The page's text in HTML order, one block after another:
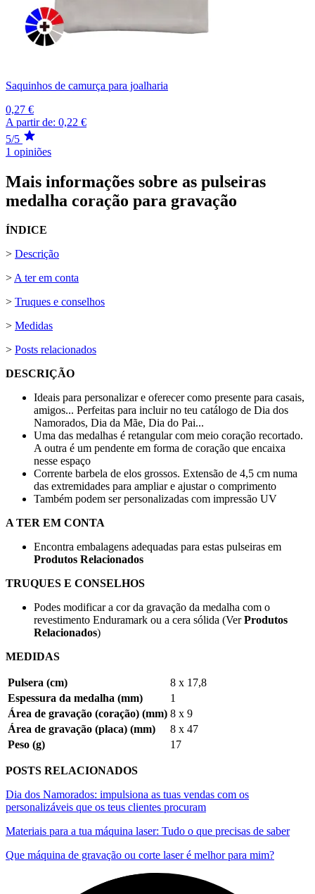
Saquinhos de camurça para joalharia
0,27 €
A partir de: 0,22 €
5/5
1 opiniões
Mais informações sobre as pulseiras
medalha coração para gravação
ÍNDICE
> Descrição
>A ter em conta
> Truques e conselhos
> Medidas
> Posts relacionados
DESCRIÇÃO
Ideais para personalizar e oferecer como presente para casais,
amigos... Perfeitas para incluir no teu catálogo de Dia dos
Namorados, Dia da Mãe, Dia do Pai...
Uma das medalhas é retangular com meio coração recortado.
A outra é um pendente em forma de coração que encaixa
nesse espaço
Corrente barbela de elos grossos. Extensão de 4,5 cm numa
das extremidades para ampliar e ajustar o comprimento
Também podem ser personalizadas com impressão UV
A TER EM CONTA
Encontra embalagens adequadas para estas pulseiras em
Produtos Relacionados
TRUQUES E CONSELHOS
Podes modificar a cor da gravação da medalha com o
revestimento Enduramark ou a cera sólida (VerProdutos
Relacionados)
MEDIDAS
Pulsera (cm)
8 x 17,8
Espessura da medalha (mm)
1
Área de gravação (coração) (mm) 8 x 9
Área de gravação (placa) (mm)
8 x 47
Peso (g)
17
POSTS RELACIONADOS
Dia dos Namorados: impulsiona as tuas vendas com os
personalizáveis que os teus clientes procuram
Materiais para a tua máquina laser: Tudo o que precisas de saber
Que máquina de gravação ou corte laser é melhor para mim?